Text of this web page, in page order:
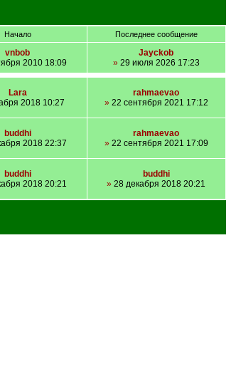
Начало Последнее сообщение
vnbob
2010 18:09
Jayckob
»29 июля 2026 17:23
Lara
2018 10:27
rahmaevao
»22 сентября 2021 17:12
buddhi
2018 22:37
rahmaevao
»22 сентября 2021 17:09
buddhi
2018 20:21
buddhi
» 28 декабря 2018 20:21